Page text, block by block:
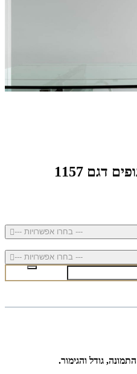
דגם 1157
--- בחרו אפשרויות ---
--- בחרו אפשרויות ---
גודל והגימור.